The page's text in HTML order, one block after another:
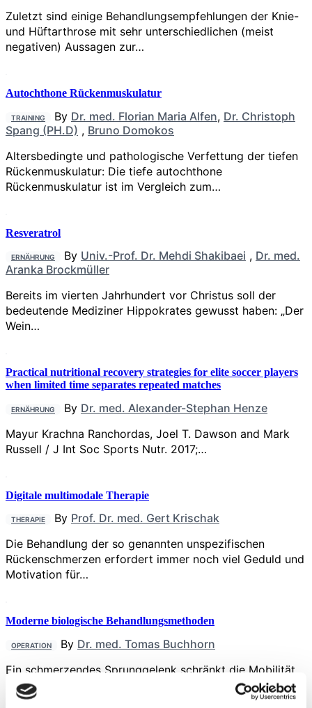
Zuletzt sind einige Behandlungsempfehlungen der Knie-
und Hüftarthrose mit sehr unterschiedlichen (meist
negativen) Aussagen zur…
Autochthone Rückenmuskulatur
TRAINING By Dr. med. Florian Maria Alfen, Dr. Christoph
Spang (PH.D) , Bruno Domokos
Altersbedingte und pathologische Verfettung der tiefen
Rückenmuskulatur: Die tiefe autochthone
Rückenmuskulatur ist im Vergleich zum…
Resveratrol
ERNÄHRUNG By Univ.-Prof. Dr. Mehdi Shakibaei , Dr. med.
Aranka Brockmüller
Bereits im vierten Jahrhundert vor Christus soll der
bedeutende Mediziner Hippokrates gewusst haben: „Der
Wein…
Practical nutritional recovery strategies for elite soccer players
when limited time separates repeated matches
ERNÄHRUNG By Dr. med. Alexander-Stephan Henze
Mayur Krachna Ranchordas, Joel T. Dawson and Mark
Russell / J Int Soc Sports Nutr. 2017;…
Digitale multimodale Therapie
THERAPIE By Prof. Dr. med. Gert Krischak
Die Behandlung der so genannten unspezifischen
Rückenschmerzen erfordert immer noch viel Geduld und
Motivation für…
Moderne biologische Behandlungsmethoden
OPERATION By Dr. med. Tomas Buchhorn
Ein schmerzendes Sprunggelenk schränkt die Mobilität
erheblich ein und verhindert so weitere sportliche
Aktivität und…